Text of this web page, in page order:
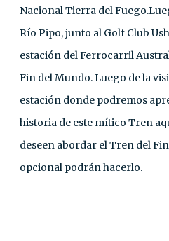
Nacional Tierra del
Río Pipo, junto al Golf Club
estación del Ferrocarril
Fin del Mundo. Luego de la
estación donde podremos
historia de este mítico Tren
deseen abordar el Tren del
opcional podrán hacerlo.